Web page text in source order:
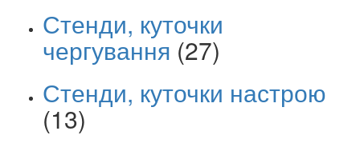
Стенди, куточки
чергування (27)
Стенди, куточки настрою
(13)